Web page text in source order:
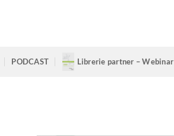
PODCAST Librerie partner –